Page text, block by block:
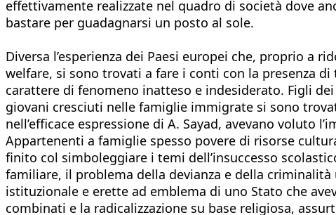
effettivamente realizzate nel quadro di società dove
bastare per guadagnarsi un posto al sole.
Diversa l’esperienza dei Paesi europei che, proprio a
welfare, si sono trovati a fare i conti con la presenza
carattere di fenomeno inatteso e indesiderato. Figli
giovani cresciuti nelle famiglie immigrate si sono
nell’efficace espressione di A. Sayad, avevano voluto
Appartenenti a famiglie spesso povere di risorse
finito col simboleggiare i temi dell’insuccesso
familiare, il problema della devianza e della
istituzionale e erette ad emblema di uno Stato che
combinati e la radicalizzazione su base religiosa,